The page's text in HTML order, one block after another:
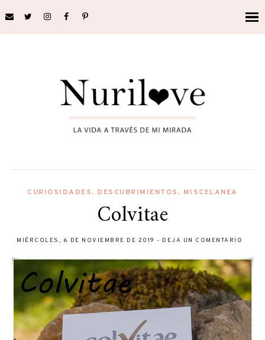
CURIOSIDADES, DESCUBRIMIENTOS , MISCELANEA
Colvitae
MIÉRCOLES, 6 DE NOVIEMBRE DE 2019 - DEJA UN COMENTARIO